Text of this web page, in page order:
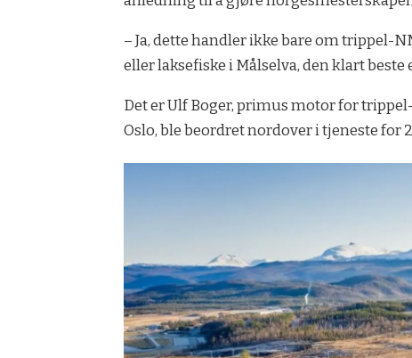
– Ja, dette handler ikke bare om trippel-
eller laksefiske i Målselva, den klart
Det er Ulf Boger, primus motor for
Oslo, ble beordret nordover i tjeneste for